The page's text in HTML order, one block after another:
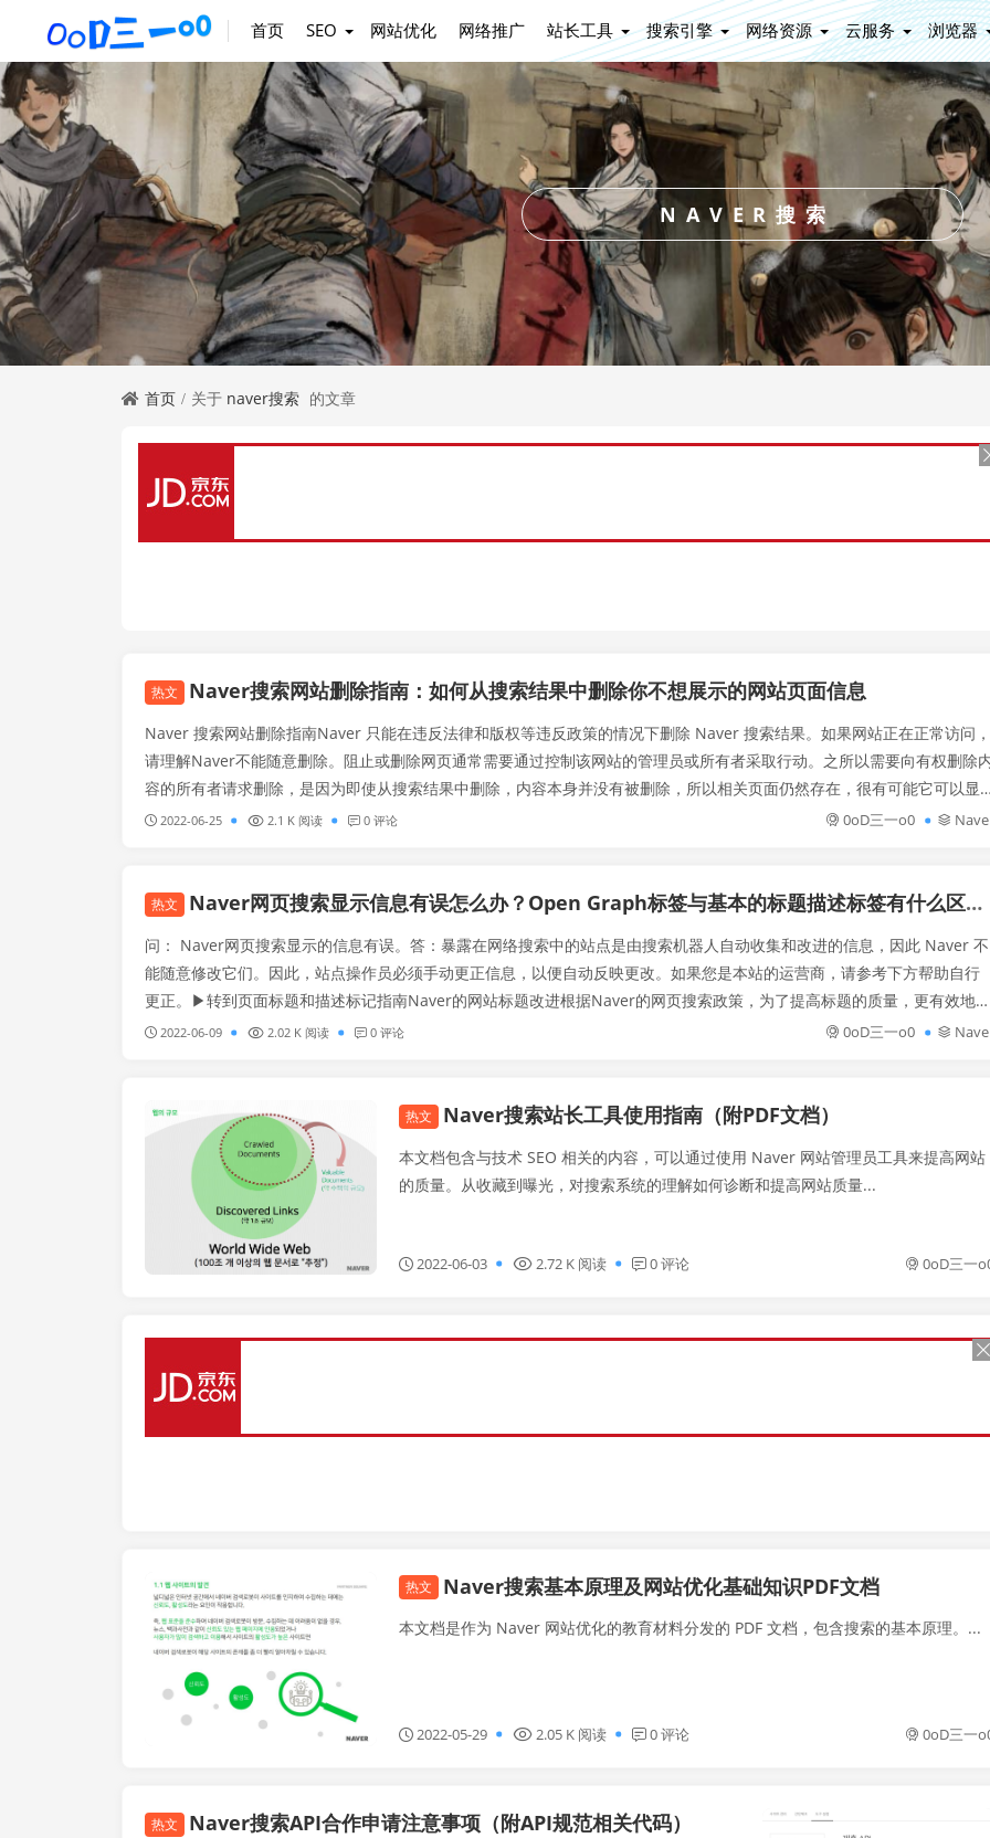
首页 SEO 网站优化 网络推广 站长工具 搜索引擎 网络资源 云服务 浏览器
NAVER搜索
首页 关于 naver搜索 的文章
热文 Naver搜索网站删除指南：如何从搜索结果中删除你不想展示的网站页面信息
Naver 搜索网站删除指南Naver 只能在违反法律和版权等违反政策的情况下删除 Naver 搜索结果。如果网站正在正常访问，
请理解Naver不能随意删除。阻止或删除网页通常需要通过控制该网站的管理员或所有者采取行动。之所以需要向有权删除
容的所有者请求删除，是因为即使从搜索结果中删除，内容本身并没有被删除，所以相关页面仍然存在，很有可能它可以显
示在站点链接 URL、社交媒体和其他搜索引擎上。没有看到。如果您因...
2022-06-25 2.1 K 阅读 0 评论 0oD三一o0
热文 Naver网页搜索显示信息有误怎么办？Open Graph标签与基本的标题描述标签有什么区别？
问： Naver网页搜索显示的信息有误。答：暴露在网络搜索中的站点是由搜索机器人自动收集和改进的信息，因此 Naver 不
能随意修改它们。因此，站点操作员必须手动更正信息，以便自动反映更改。如果您是本站的运营商，请参考下方帮助自行
更正。▶转到页面标题和描述标记指南Naver的网站标题改进根据Naver的网页搜索政策，为了提高标题的质量，更有效地暴
露结果，如果发现多个相同标题的页面或者判断不具体、不简洁，则使用锚点...
2022-06-09 2.02 K 阅读 0 评论 0oD三一o0
Naver
热文 Naver搜索站长工具使用指南（附PDF文档）
本文档包含与技术 SEO 相关的内容，可以通过使用 Naver 网站管理员工具来提高网站
的质量。从收藏到曝光，对搜索系统的理解如何诊断和提高网站质量...
2022-06-03 2.72 K 阅读 0 评论 0oD三一
Naver
热文 Naver搜索基本原理及网站优化基础知识PDF文档
本文档是作为 Naver 网站优化的教育材料分发的 PDF 文档，包含搜索的基本原理。...
2022-05-29 2.05 K 阅读 0 评论 0oD三一
热文 Naver搜索API合作申请注意事项（附API规范相关代码）